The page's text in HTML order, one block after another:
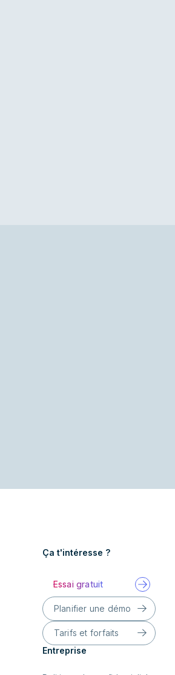
Ça t'intéresse ?
Essai gratuit
Planifier une démo
Tarifs et forfaits
Entreprise